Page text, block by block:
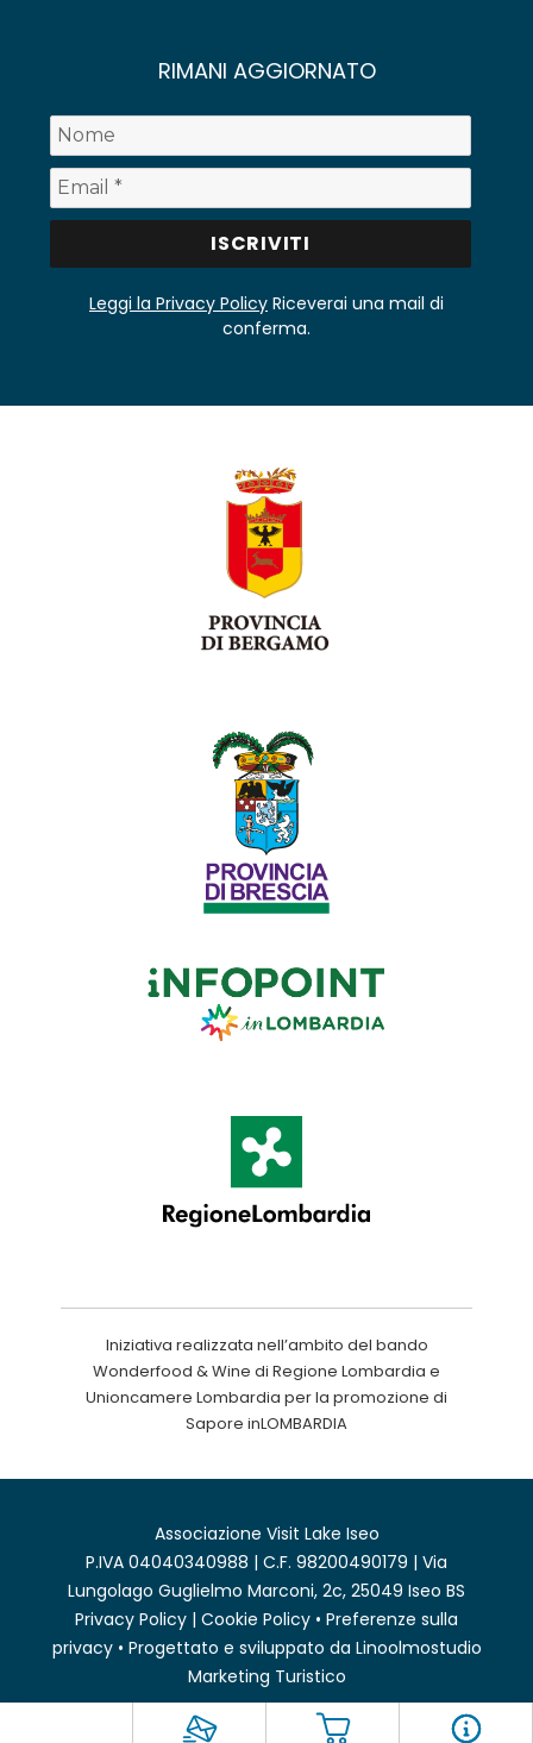
RIMANI AGGIORNATO
Leggi la Privacy Policy Riceverai una mail di
conferma.
Iniziativa realizzata nell’ambito del bando
Wonderfood & Wine di Regione Lombardia e
Unioncamere Lombardia per la promozione di
Sapore inLOMBARDIA
Associazione Visit Lake Iseo
P.IVA 04040340988 | C.F. 98200490179 | Via
Lungolago Guglielmo Marconi, 2c, 25049 Iseo BS
Privacy Policy | Cookie Policy • Preferenze sulla
privacy• Progettato e sviluppato da Linoolmostudio
Marketing Turistico